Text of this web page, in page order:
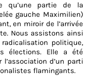
qu’une partie de la
gauche Maximilien)
en miroir de l’arrivée
Nous assistons ainsi
politique,
élections. Elle a été
d’un parti
flamingants.